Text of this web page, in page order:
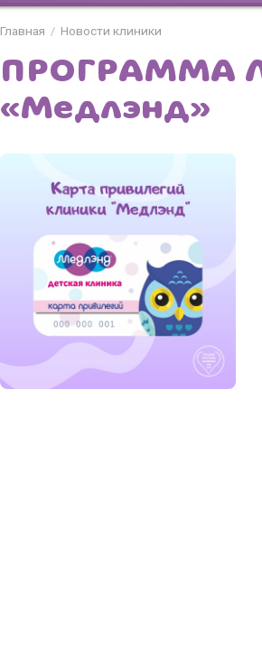
Главная / Новости клиники
ПРОГРАММА
«Медлэнд»